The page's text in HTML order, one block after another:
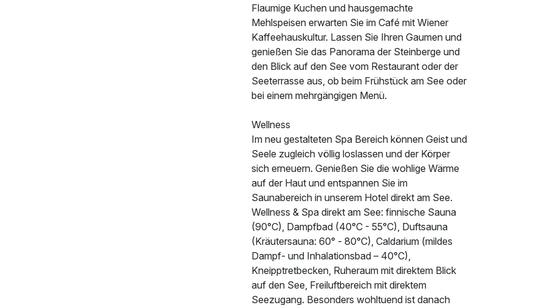
Flaumige Kuchen und hausgemachte
Mehlspeisen erwarten Sie im Café mit Wiener
Kaffeehauskultur. Lassen Sie Ihren Gaumen und
genießen Sie das Panorama der Steinberge und
den Blick auf den See vom Restaurant oder der
Seeterrasse aus, ob beim Frühstück am See oder
bei einem mehrgängigen Menü.
Wellness
Im neu gestalteten Spa Bereich können Geist und
Seele zugleich völlig loslassen und der Körper
sich erneuern. Genießen Sie die wohlige Wärme
auf der Haut und entspannen Sie im
Saunabereich in unserem Hotel direkt am See.
Wellness & Spa direkt am See: finnische Sauna
(90°C), Dampfbad (40°C - 55°C), Duftsauna
(Kräutersauna: 60° - 80°C), Caldarium (mildes
Dampf- und Inhalationsbad – 40°C),
Kneipptretbecken, Ruheraum mit direktem Blick
auf den See, Freiluftbereich mit direktem
Seezugang. Besonders wohltuend ist danach